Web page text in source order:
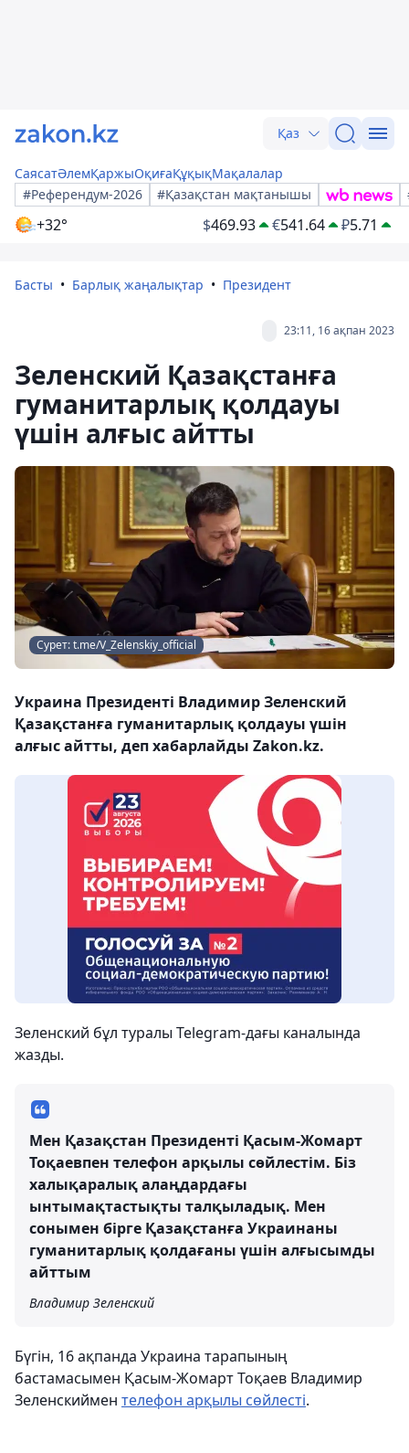
Қаз
СаясатӘлемҚаржыОқиғаҚұқықМақалалар
#Референдум-2026
#Қазақстан мақтанышы
+32° $469.93 €541.64 ₽5.71
Басты Барлық жаңалықтар Президент
23:11, 16 ақпан 2023
Зеленский Қазақстанға
гуманитарлық қолдауы
үшін алғыс айтты
Сурет: t.me/V_Zelenskiy_official
Украина Президенті Владимир Зеленский
Қазақстанға гуманитарлық қолдауы үшін
алғыс айтты, деп хабарлайды Zakon.kz.
Зеленский бұл туралы Telegram-дағы каналында
жазды.
Мен Қазақстан Президенті Қасым-Жомарт
Тоқаевпен телефон арқылы сөйлестім. Біз
халықаралық алаңдардағы
ынтымақтастықты талқыладық. Мен
сонымен бірге Қазақстанға Украинаны
гуманитарлық қолдағаны үшін алғысымды
айттым
Владимир Зеленский
Бүгін, 16 ақпанда Украина тарапының
бастамасымен Қасым-Жомарт Тоқаев Владимир
Зеленскиймен телефон арқылы сөйлесті.